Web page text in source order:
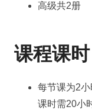
高级共2册
课程课时
每节课为2
课时需20小